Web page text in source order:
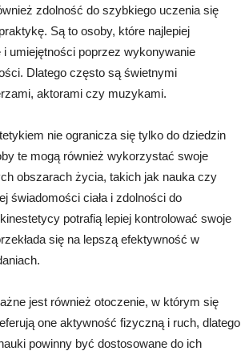
zdolność do szybkiego uczenia się
Są to osoby, które najlepiej
umiejętności poprzez wykonywanie
Dlatego często są świetnymi
aktorami czy muzykami.
nie ogranicza się tylko do dziedzin
te mogą również wykorzystać swoje
obszarach życia, takich jak nauka czy
świadomości ciała i zdolności do
potrafią lepiej kontrolować swoje
się na lepszą efektywność w
jest również otoczenie, w którym się
one aktywność fizyczną i ruch, dlatego
powinny być dostosowane do ich